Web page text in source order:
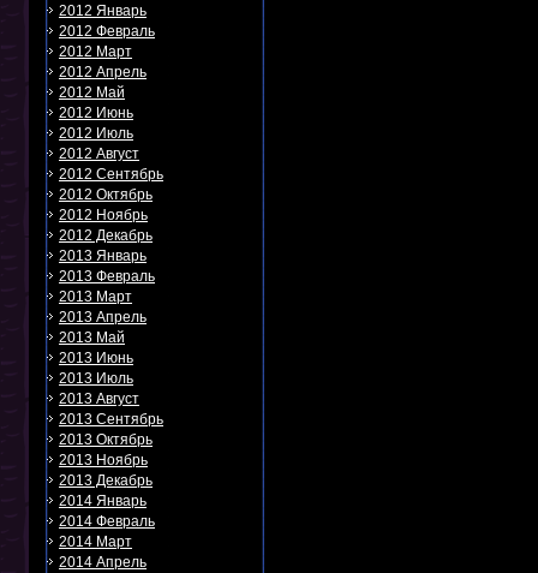
2012 Январь
2012 Февраль
2012 Март
2012 Апрель
2012 Май
2012 Июнь
2012 Июль
2012 Август
2012 Сентябрь
2012 Октябрь
2012 Ноябрь
2012 Декабрь
2013 Январь
2013 Февраль
2013 Март
2013 Апрель
2013 Май
2013 Июнь
2013 Июль
2013 Август
2013 Сентябрь
2013 Октябрь
2013 Ноябрь
2013 Декабрь
2014 Январь
2014 Февраль
2014 Март
2014 Апрель